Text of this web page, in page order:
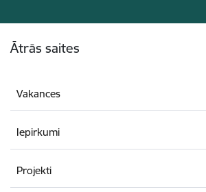
Ātrās saites
Vakances
Iepirkumi
Projekti